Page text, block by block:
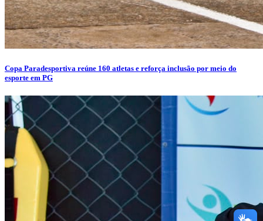
Copa Paradesportiva reúne 160 atletas e reforça inclusão por meio do
esporte em PG